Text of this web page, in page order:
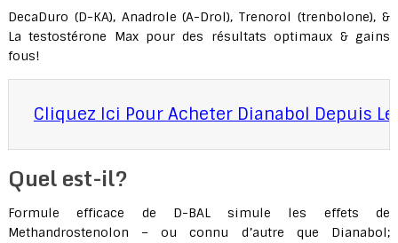
DecaDuro (D-KA), Anadrole (A-Drol), Trenorol (trenbolone), &
La testostérone Max pour des résultats optimaux & gains
fous!
Cliquez Ici Pour Acheter Dianabol Depuis
Quel est-il?
Formule efficace de D-BAL simule les effets de
Methandrostenolon – ou connu d’autre que Dianabol;